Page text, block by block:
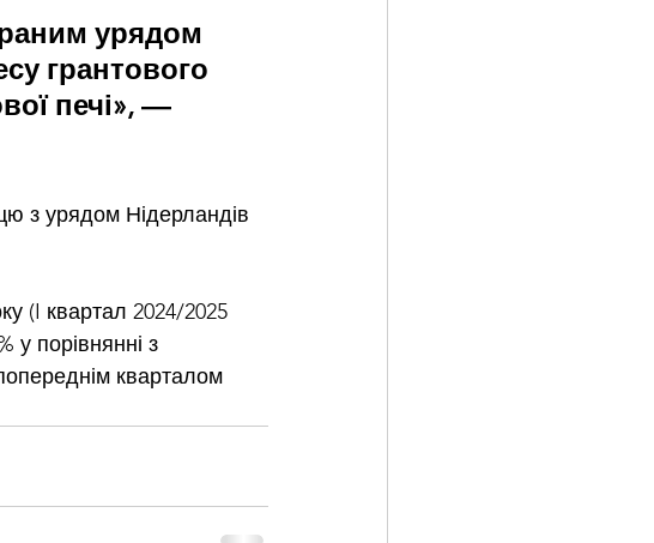
урядом
грантового
печі», —
з урядом Нідерландів
(I квартал 2024/2025
у порівнянні з
кварталом